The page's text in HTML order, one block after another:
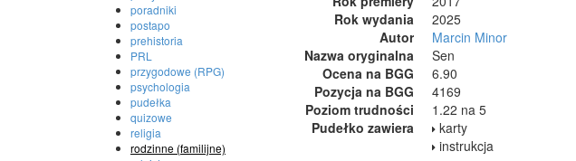
poradniki
postapo
prehistoria
PRL
przygodowe (RPG)
psychologia
pudełka
quizowe
religia
rodzinne (familijne)
Rok wydania
2025
Autor
Marcin Minor
Nazwa oryginalna
Sen
Ocena na BGG
6.90
Pozycja na BGG
4169
Poziom trudności
1.22 na 5
Pudełko zawiera
karty
instrukcja